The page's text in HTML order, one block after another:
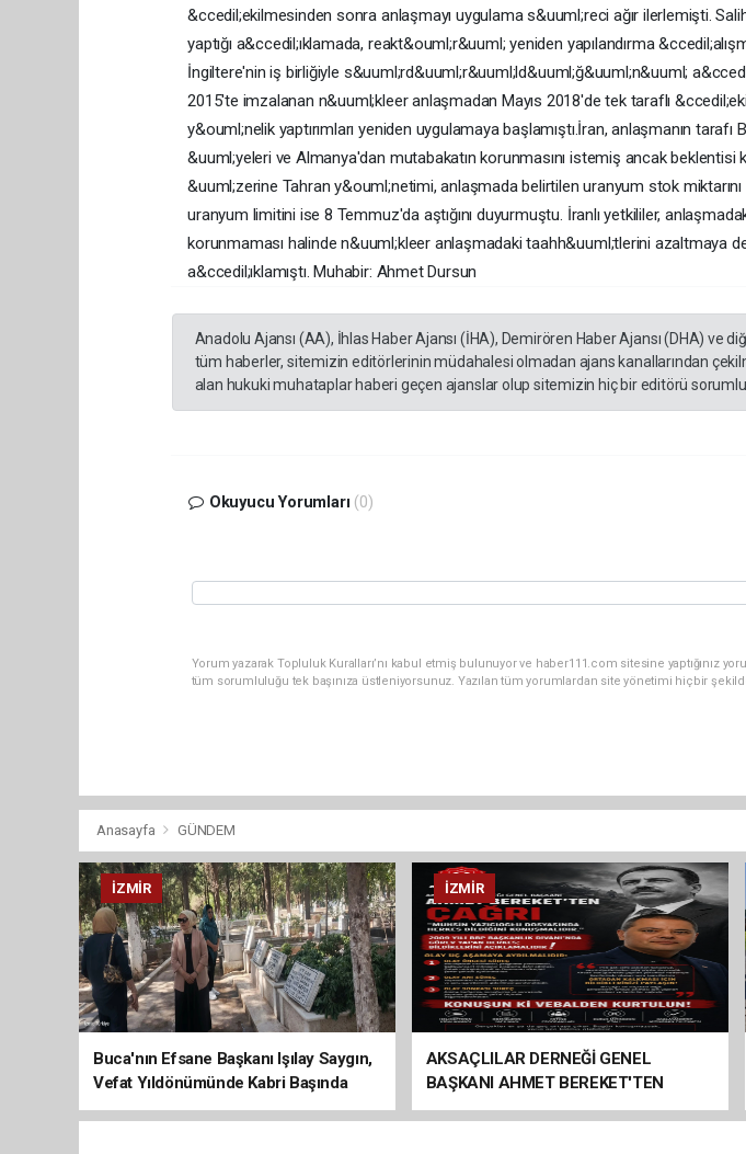
&ccedil;ekilmesinden sonra anlaşmayı uygulama s&uuml;reci ağır ilerlemişti.
yaptığı a&ccedil;ıklamada, reakt&ouml;r&uuml; yeniden yapılandırma
İngiltere'nin iş birliğiyle s&uuml;rd&uuml;r&uuml;ld&uuml;ğ&uuml;n&uuml;
2015'te imzalanan n&uuml;kleer anlaşmadan Mayıs 2018'de tek taraflı
y&ouml;nelik yaptırımları yeniden uygulamaya başlamıştı.İran, anlaşmanın tarafı
&uuml;yeleri ve Almanya'dan mutabakatın korunmasını istemiş ancak beklentisi
&uuml;zerine Tahran y&ouml;netimi, anlaşmada belirtilen uranyum stok
uranyum limitini ise 8 Temmuz'da aştığını duyurmuştu. İranlı yetkililer,
korunmaması halinde n&uuml;kleer anlaşmadaki taahh&uuml;tlerini azaltmaya
a&ccedil;ıklamıştı. Muhabir: Ahmet Dursun
Anadolu Ajansı (AA), İhlas Haber Ajansı (İHA), Demirören Haber Ajansı (DHA) ve
tüm haberler, sitemizin editörlerinin müdahalesi olmadan ajans kanallarından
alan hukuki muhataplar haberi geçen ajanslar olup sitemizin hiç bir editörü sorumlu
Okuyucu Yorumları (0)
Yorum yazarak Topluluk Kuralları’nı kabul etmiş bulunuyor ve haber111.com sitesine yaptığınız
tüm sorumluluğu tek başınıza üstleniyorsunuz. Yazılan tüm yorumlardan site yönetimi hiçbir
Anasayfa GÜNDEM
İZMIR
Buca'nın Efsane Başkanı Işılay Saygın,
Vefat Yıldönümünde Kabri Başında
Anıldı
İZMIR
AKSAÇLILAR DERNEĞİ GENEL
BAŞKANI AHMET BEREKET'TEN
ÇAĞRI